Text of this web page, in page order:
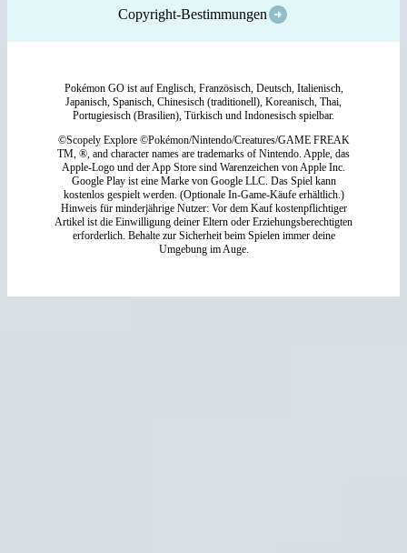
Copyright-Bestimmungen
Pokémon GO ist auf Englisch, Französisch, Deutsch, Italienisch,
Japanisch, Spanisch, Chinesisch (traditionell), Koreanisch, Thai,
Portugiesisch (Brasilien), Türkisch und Indonesisch spielbar.
©Scopely Explore ©Pokémon/Nintendo/Creatures/GAME FREAK
TM, ®, and character names are trademarks of Nintendo. Apple, das
Apple-Logo und der App Store sind Warenzeichen von Apple Inc.
Google Play ist eine Marke von Google LLC. Das Spiel kann
kostenlos gespielt werden. (Optionale In-Game-Käufe erhältlich.)
Hinweis für minderjährige Nutzer: Vor dem Kauf kostenpflichtiger
Artikel ist die Einwilligung deiner Eltern oder Erziehungsberechtigten
erforderlich. Behalte zur Sicherheit beim Spielen immer deine
Umgebung im Auge.